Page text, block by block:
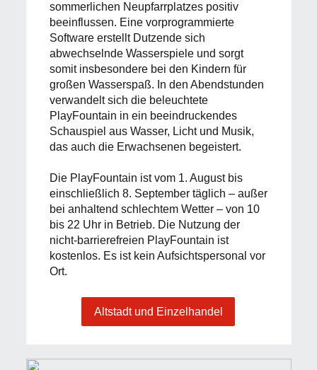
sommerlichen Neupfarrplatzes positiv
beeinflussen. Eine vorprogrammierte
Software erstellt Dutzende sich
abwechselnde Wasserspiele und sorgt
somit insbesondere bei den Kindern für
großen Wasserspaß. In den Abendstunden
verwandelt sich die beleuchtete
PlayFountain in ein beeindruckendes
Schauspiel aus Wasser, Licht und Musik,
das auch die Erwachsenen begeistert.
Die PlayFountain ist vom 1. August bis
einschließlich 8. September täglich – außer
bei anhaltend schlechtem Wetter – von 10
bis 22 Uhr in Betrieb. Die Nutzung der
nicht-barrierefreien PlayFountain ist
kostenlos. Es ist kein Aufsichtspersonal vor
Ort.
Altstadt und Einzelhandel